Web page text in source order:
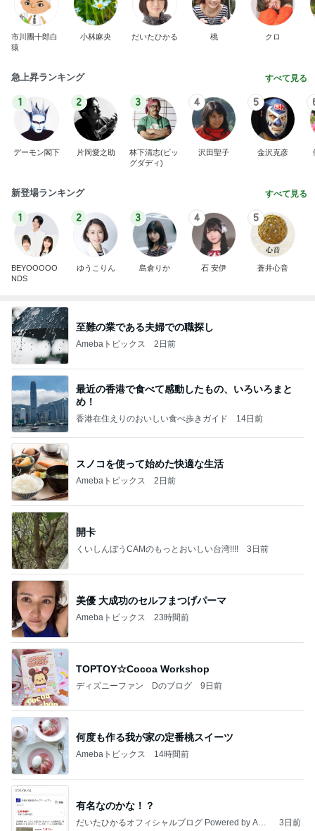
市川團十郎白
猿
小林麻央 だいたひかる 桃 クロ
急上昇ランキング すべて見る
1
デーモン閣下
2
片岡愛之助
3
林下清志(ビッ
グダディ)
4
沢田聖子
5
金沢克彦
新登場ランキング すべて見る
1
BEYOOOOO
NDS
2
ゆうこりん
3
島倉りか
4
石 安伊
5
蒼井心音
至難の業である夫婦での職探し
Amebaトピックス 2日前
最近の香港で食べて感動したもの、いろいろまと
め！
香港在住えりのおいしい食べ歩きガイド 14日前
スノコを使って始めた快適な生活
Amebaトピックス 2日前
開卡
くいしんぼうCAMのもっとおいしい台湾!!!! 3日前
美優 大成功のセルフまつげパーマ
Amebaトピックス 23時間前
TOPTOY☆Cocoa Workshop
ディズニーファン Dのブログ 9日前
何度も作る我が家の定番桃スイーツ
Amebaトピックス 14時間前
有名なのかな！？
だいたひかるオフィシャルブログ Powered by Ame
3日前